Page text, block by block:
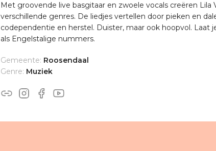
Met groovende live basgitaar en zwoele vocals creëren Lila
verschillende genres. De liedjes vertellen door pieken en
codependentie en herstel. Duister, maar ook hoopvol. Laat
als Engelstalige nummers.
Gemeente: Roosendaal
Genre: Muziek